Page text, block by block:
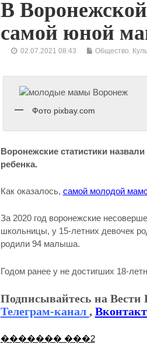
В Воронежской
самой юной
02.07.2021 08:43 Общество.
Фото pixbay.com
Воронежские статистики
ребенка.
Как оказалось, самой молодой
За 2020 год воронежские
школьницы, у 15-летних девочек
родили 94 малыша.
Годом ранее у не достигших 18-
Подписывайтесь на
Телеграм-канал ,
������� ���2